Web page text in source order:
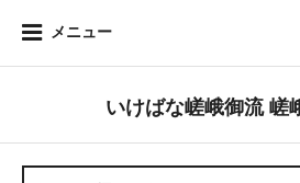
メニュー
いけばな嵯峨御流 嵯